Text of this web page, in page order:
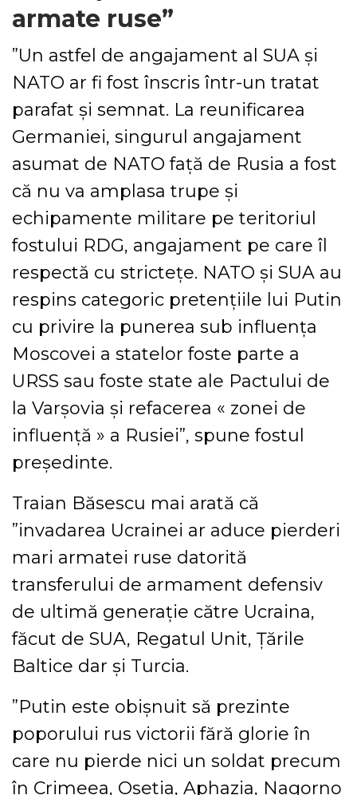
armate ruse”
”Un astfel de angajament al SUA şi
NATO ar fi fost înscris într-un tratat
parafat şi semnat. La reunificarea
Germaniei, singurul angajament
asumat de NATO faţă de Rusia a fost
că nu va amplasa trupe şi
echipamente militare pe teritoriul
fostului RDG, angajament pe care îl
respectă cu stricteţe. NATO şi SUA au
respins categoric pretenţiile lui Putin
cu privire la punerea sub influenţa
Moscovei a statelor foste parte a
URSS sau foste state ale Pactului de
la Varşovia şi refacerea « zonei de
influenţă » a Rusiei”, spune fostul
preşedinte.
Traian Băsescu mai arată că
”invadarea Ucrainei ar aduce pierderi
mari armatei ruse datorită
transferului de armament defensiv
de ultimă generaţie către Ucraina,
făcut de SUA, Regatul Unit, Ţările
Baltice dar şi Turcia.
”Putin este obişnuit să prezinte
poporului rus victorii fără glorie în
care nu pierde nici un soldat precum
în Crimeea, Osetia, Aphazia, Nagorno